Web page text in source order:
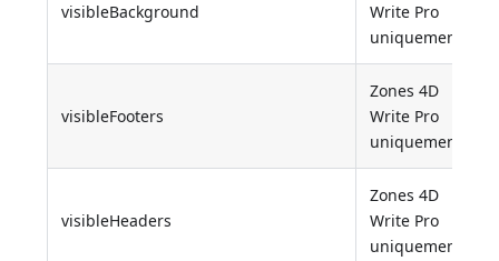
visibleBackground
Write Pro
uniquement
visibleFooters
Zones 4D
Write Pro
uniquement
visibleHeaders
Zones 4D
Write Pro
uniquement